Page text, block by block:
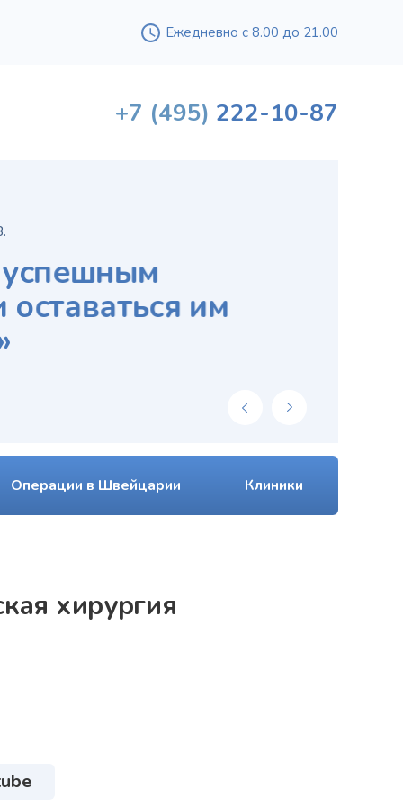
Ежедневно с 8.00 до 21.00
+7 (495) 222-10-87
Операции в Швейцарии Клиники
хирургия